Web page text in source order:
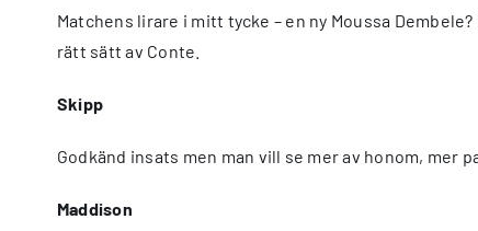
Matchens lirare i mitt tycke – en ny Moussa
rätt sätt av Conte.
Skipp
Godkänd insats men man vill se mer av honom, mer
Maddison